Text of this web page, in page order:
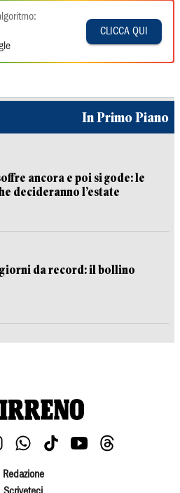
CLICCA QUI
In Primo Piano
ancora e poi si gode: le
decideranno l’estate
da record: il bollino
Redazione